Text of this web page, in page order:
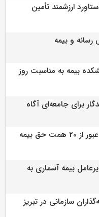
ارزشمند تأمین
رسانه و بیمه
بیمه به مناسبت روز
برای جامعه‌ای آگاه
بیمه کوثر در مسیر رشد؛ عبور از 20 همت حق بیمه
بیمه آسماری به
سازمانی در تبریز